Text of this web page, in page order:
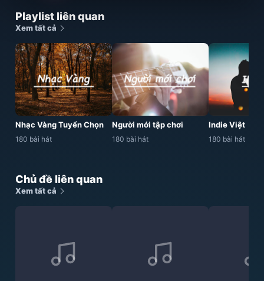
Playlist liên quan
Xem tất cả
Nhạc Vàng Tuyển Chọn
180 bài hát
Người mới tập chơi
180 bài hát
Indie Việt
180 bài hát
Chủ đề liên quan
Xem tất cả